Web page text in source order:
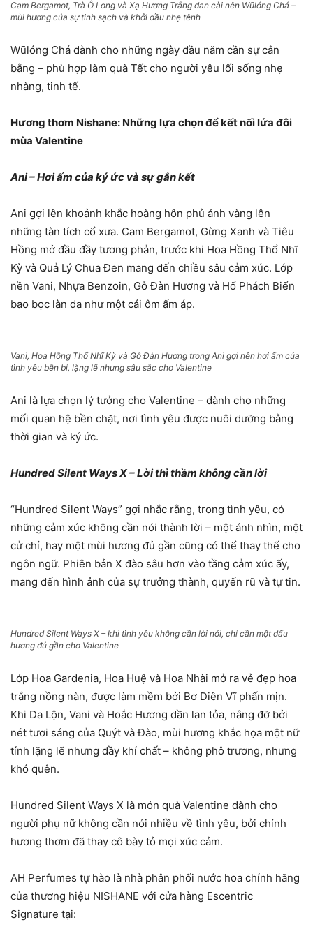
Cam Bergamot, Trà Ô Long và Xạ Hương Trắng đan cài nên Wūlóng Chá –
mùi hương của sự tinh sạch và khởi đầu nhẹ tênh
Wūlóng Chá dành cho những ngày đầu năm cần sự cân
bằng – phù hợp làm quà Tết cho người yêu lối sống nhẹ
nhàng, tinh tế.
Hương thơm Nishane: Những lựa chọn để kết nối lứa đôi
mùa Valentine
Ani – Hơi ấm của ký ức và sự gắn kết
Ani gợi lên khoảnh khắc hoàng hôn phủ ánh vàng lên
những tàn tích cổ xưa. Cam Bergamot, Gừng Xanh và Tiêu
Hồng mở đầu đầy tương phản, trước khi Hoa Hồng Thổ Nhĩ
Kỳ và Quả Lý Chua Đen mang đến chiều sâu cảm xúc. Lớp
nền Vani, Nhựa Benzoin, Gỗ Đàn Hương và Hổ Phách Biển
bao bọc làn da như một cái ôm ấm áp.
Vani, Hoa Hồng Thổ Nhĩ Kỳ và Gỗ Đàn Hương trong Ani gợi nên hơi ấm của
tình yêu bền bỉ, lặng lẽ nhưng sâu sắc cho Valentine
Ani là lựa chọn lý tưởng cho Valentine – dành cho những
mối quan hệ bền chặt, nơi tình yêu được nuôi dưỡng bằng
thời gian và ký ức.
Hundred Silent Ways X – Lời thì thầm không cần lời
“Hundred Silent Ways” gợi nhắc rằng, trong tình yêu, có
những cảm xúc không cần nói thành lời – một ánh nhìn, một
cử chỉ, hay một mùi hương đủ gần cũng có thể thay thế cho
ngôn ngữ. Phiên bản X đào sâu hơn vào tầng cảm xúc ấy,
mang đến hình ảnh của sự trưởng thành, quyến rũ và tự tin.
Hundred Silent Ways X – khi tình yêu không cần lời nói, chỉ cần một dấu
hương đủ gần cho Valentine
Lớp Hoa Gardenia, Hoa Huệ và Hoa Nhài mở ra vẻ đẹp hoa
trắng nồng nàn, được làm mềm bởi Bơ Diên Vĩ phấn mịn.
Khi Da Lộn, Vani và Hoắc Hương dần lan tỏa, nâng đỡ bởi
nét tươi sáng của Quýt và Đào, mùi hương khắc họa một nữ
tính lặng lẽ nhưng đầy khí chất – không phô trương, nhưng
khó quên.
Hundred Silent Ways X là món quà Valentine dành cho
người phụ nữ không cần nói nhiều về tình yêu, bởi chính
hương thơm đã thay cô bày tỏ mọi xúc cảm.
AH Perfumes tự hào là nhà phân phối nước hoa chính hãng
của thương hiệu NISHANE với cửa hàng Escentric
Signature tại: